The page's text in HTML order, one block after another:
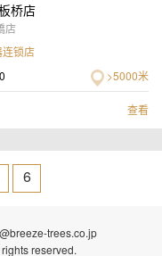
桥店
店
锁店
>5000米
查看
6
trees.co.jp
reserved.